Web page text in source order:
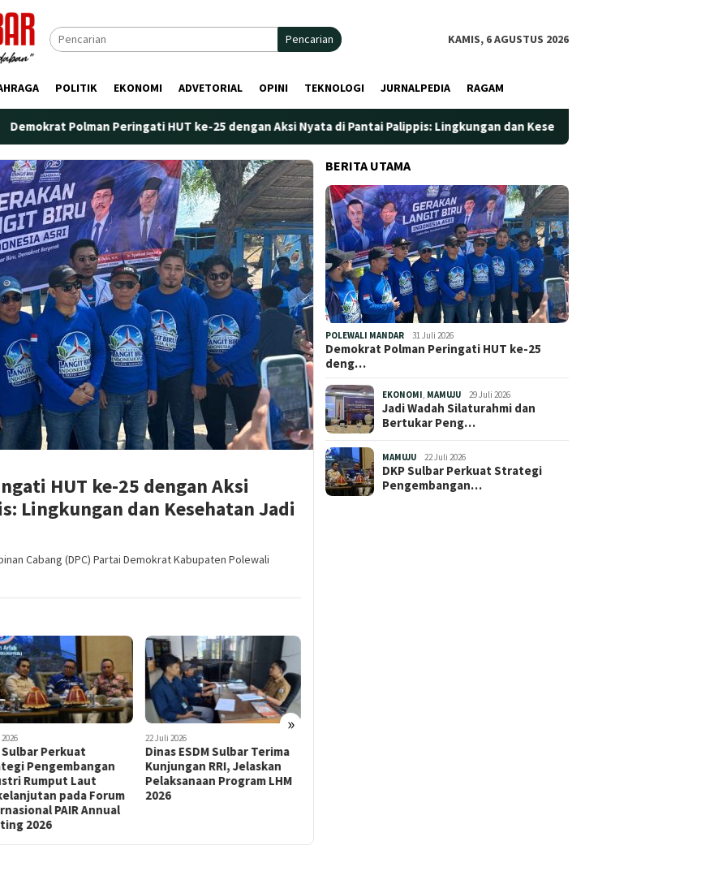
Pencarian KAMIS, 6 AGUSTUS 2026
POLITIK EKONOMI ADVETORIAL OPINI TEKNOLOGI JURNALPEDIA RAGAM
Peringati HUT ke-25 dengan Aksi Nyata di Pantai Palippis: Lingkungan dan Kesehatan Jadi Prioritas
HUT ke-25 dengan Aksi
Lingkungan dan Kesehatan Jadi
Cabang (DPC) Partai Demokrat Kabupaten Polewali
»
ESDM Sulbar Terima
RRI, Jelaskan
Program LHM
22 Juli 2026
Dinas ESDM Sulbar Terima
Kunjungan Manajemen
Bank Sinarmas, Serahkan
SLO Pembangkit Listrik
BERITA UTAMA
POLEWALI MANDAR 31 Juli 2026
Demokrat Polman Peringati HUT ke-25
deng…
EKONOMI MAMUJU 29 Juli 2026
Jadi Wadah Silaturahmi dan
Bertukar Peng…
MAMUJU 22 Juli 2026
DKP Sulbar Perkuat Strategi
Pengembangan…